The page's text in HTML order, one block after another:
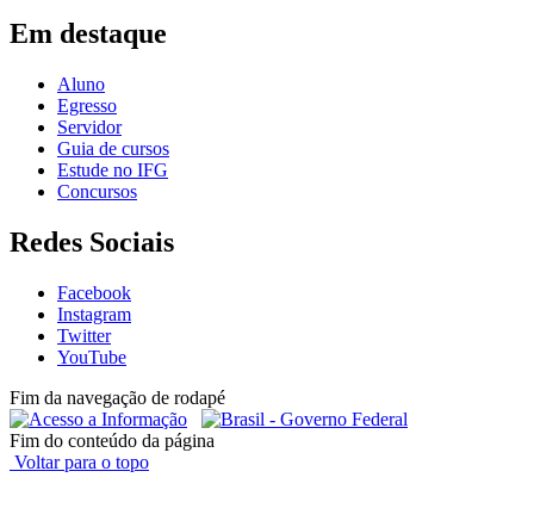
Em destaque
Aluno
Egresso
Servidor
Guia de cursos
Estude no IFG
Concursos
Redes Sociais
Facebook
Instagram
Twitter
YouTube
Fim da navegação de rodapé
Fim do conteúdo da página
Voltar para o topo